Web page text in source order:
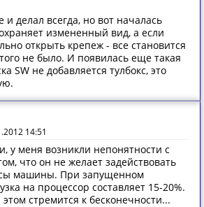
и делал всегда, но вот началась
измененный вид, а если
открыть крепеж - все становится
не было. И появилась еще такая
SW не добавляется тулбокс, это
14:51
у меня возникли непонятности с
что он не желает задействовать
машины. При запущенном
на процессор составляет 15-20%.
стремится к бесконечности...